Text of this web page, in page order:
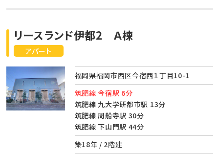
アパート
リースランド伊都2 Ａ棟
福岡県福岡市西区今宿西１丁目10-1
筑肥線 今宿駅 6分
筑肥線 九大学研都市駅 13分
筑肥線 周船寺駅 30分
筑肥線 下山門駅 44分
築18年 / 2階建